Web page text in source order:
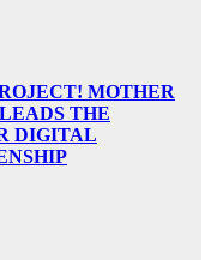
MOTHER
THE
DIGITAL